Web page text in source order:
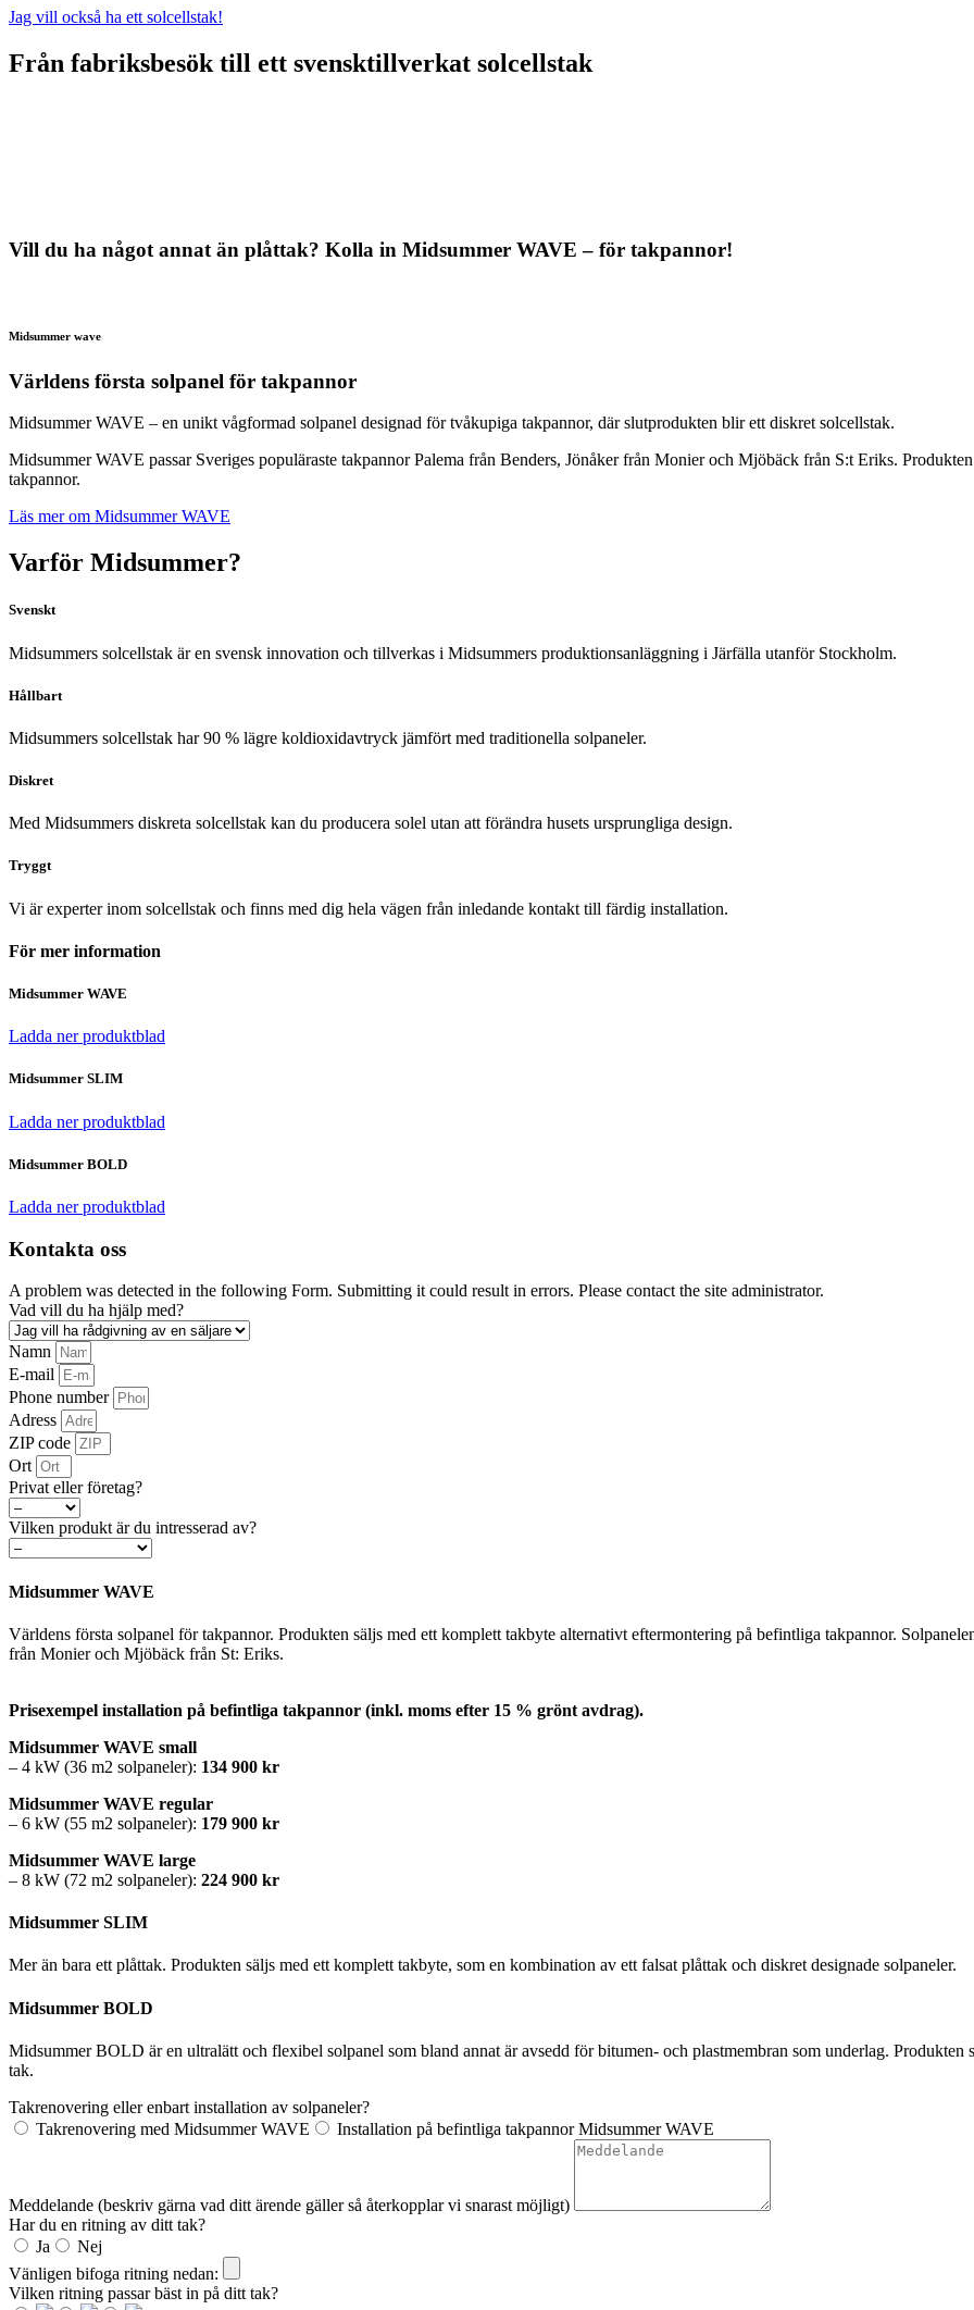
Jag vill också ha ett solcellstak!
Från fabriksbesök till ett svensktillverkat solcellstak
Vill du ha något annat än plåttak? Kolla in Midsummer WAVE – för takpannor!
Midsummer wave
Världens första solpanel för takpannor
Midsummer WAVE – en unikt vågformad solpanel designad för tvåkupiga takpannor, där slutprodukten blir ett diskret solcellstak.
Midsummer WAVE passar Sveriges populäraste takpannor Palema från Benders, Jönåker från Monier och Mjöbäck från S:t Eriks.
takpannor.
Läs mer om Midsummer WAVE
Varför Midsummer?
Svenskt
Midsummers solcellstak är en svensk innovation och tillverkas i Midsummers produktionsanläggning i Järfälla utanför Stockholm.
Hållbart
Midsummers solcellstak har90 % lägre koldioxidavtryck jämfört med traditionella solpaneler.
Diskret
Med Midsummers diskreta solcellstak kan du producera solel utan att förändra husets ursprungliga design.
Tryggt
Vi är experter inom solcellstak och finns med dig hela vägen från inledande kontakt till färdig installation.
För mer information
Midsummer WAVE
Ladda ner produktblad
Midsummer SLIM
Ladda ner produktblad
Midsummer BOLD
Ladda ner produktblad
Kontakta oss
A problem was detected in the following Form. Submitting it could result in errors. Please contact the site administrator.
Vad vill du ha hjälp med?
Namn
E-mail
Phone number
Adress
ZIP code
Ort
Privat eller företag?
Vilken produkt är du intresserad av?
Midsummer WAVE
Världens första solpanel för takpannor. Produkten säljs med ett komplett takbyte alternativt eftermontering på befintliga takpannor.
från Monier och Mjöbäck från St: Eriks.
Prisexempel installation på befintliga takpannor (inkl. moms efter 15 % grönt avdrag).
Midsummer WAVE small
– 4 kW (36 m2 solpaneler): 134 900 kr
Midsummer WAVE regular
– 6 kW (55 m2 solpaneler): 179 900 kr
Midsummer WAVE large
– 8 kW (72 m2 solpaneler): 224 900 kr
Midsummer SLIM
Mer än bara ett plåttak. Produkten säljs med ett komplett takbyte, som en kombination av ett falsat plåttak och diskret designade solpaneler.
Midsummer BOLD
Midsummer BOLD är en ultralätt och flexibel solpanel som bland annat är avsedd för bitumen- och plastmembran som underlag.
tak.
Takrenovering eller enbart installation av solpaneler?
Takrenovering med Midsummer WAVE
Installation på befintliga takpannor Midsummer WAVE
Meddelande (beskriv gärna vad ditt ärende gäller så återkopplar vi snarast möjligt)
Har du en ritning av ditt tak?
Ja
Nej
Vänligen bifoga ritning nedan:
Vilken ritning passar bäst in på ditt tak?